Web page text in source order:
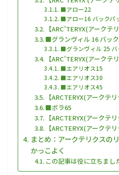
■アロー22
■アロー16 バックパ
【ARC’TERYX(アーク
■グランヴィル 16 バッ
■グランヴィル 25 バ
【ARC’TERYX(アークテ
■エアリオス15
■エアリオス30
■エアリオス45
【ARCTERYX(アークテ
■ボラ65
【ARCTERYX(アークテ
【ARCTERYX(アークテ
まとめ：アークテリクスの
かっこよく
この記事は役に立ちまし